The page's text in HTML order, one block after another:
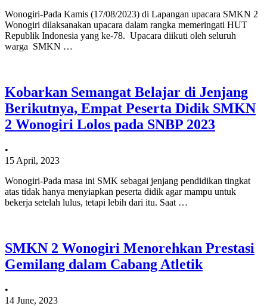
Wonogiri-Pada Kamis (17/08/2023) di Lapangan upacara SMKN 2
Wonogiri dilaksanakan upacara dalam rangka memeringati HUT
Republik Indonesia yang ke-78. Upacara diikuti oleh seluruh
warga SMKN …
Kobarkan Semangat Belajar di Jenjang
Berikutnya, Empat Peserta Didik SMKN
2 Wonogiri Lolos pada SNBP 2023
•
15 April, 2023
Wonogiri-Pada masa ini SMK sebagai jenjang pendidikan tingkat
atas tidak hanya menyiapkan peserta didik agar mampu untuk
bekerja setelah lulus, tetapi lebih dari itu. Saat …
SMKN 2 Wonogiri Menorehkan Prestasi
Gemilang dalam Cabang Atletik
•
14 June, 2023